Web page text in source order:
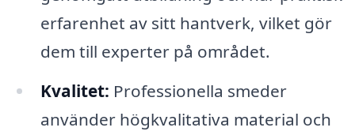
erfarenhet av sitt hantverk, vilket gör
dem till experter på området.
Kvalitet: Professionella smeder
använder högkvalitativa material och